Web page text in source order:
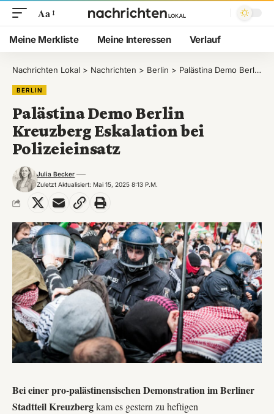
Aa
Meine Merkliste Meine Interessen Verlauf
Nachrichten Lokal > Nachrichten > Berlin > Palästina Demo Berlin Kreuzberg Eskalation bei Polizeieinsatz
BERLIN
Palästina Demo Berlin
Kreuzberg Eskalation bei
Polizeieinsatz
Zuletzt Aktualisiert: Mai 15, 2025 8:13 P.m.
Julia Becker
Bei einer pro-palästinensischen Demonstration im Berliner
Stadtteil Kreuzbergkam es gestern zu heftigen